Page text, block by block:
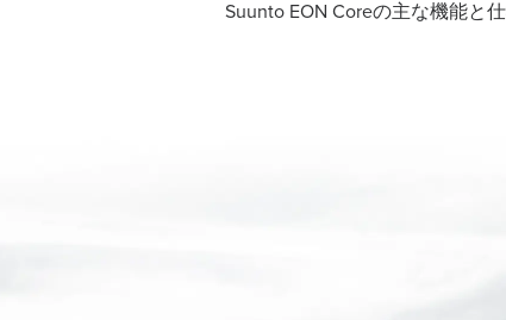
Suunto EON Coreの主な機能と